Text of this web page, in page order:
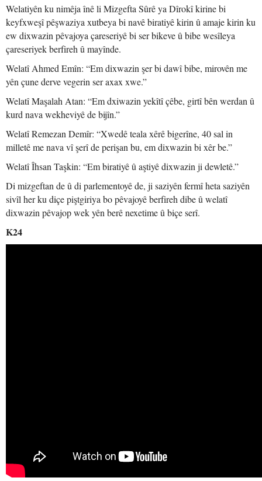
Welatiyên ku nimêja înê li Mizgefta Sûrê ya Dîrokî kirine bi
keyfxweşî pêşwaziya xutbeya bi navê biratiyê kirin û amaje kirin ku
ew dixwazin pêvajoya çareseriyê bi ser bikeve û bibe wesîleya
çareseriyek berfireh û mayînde.
Welatî Ahmed Emîn: “Em dixwazin şer bi dawî bibe, mirovên me
yên çune derve vegerin ser axax xwe.”
Welatî Maşalah Atan: “Em dxiwazin yekîtî çêbe, girtî bên werdan û
kurd nava wekheviyê de bijîn.”
Welatî Remezan Demîr: “Xwedê teala xêrê bigerîne, 40 sal in
milletê me nava vî şerî de perişan bu, em dixwazin bi xêr be.”
Welatî Îhsan Taşkin: “Em biratiyê û aştiyê dixwazin ji dewletê.”
Di mizgeftan de û di parlementoyê de, ji saziyên fermî heta saziyên
sivîl her ku diçe piştgiriya bo pêvajoyê berfireh dibe û welatî
dixwazin pêvajop wek yên berê nexetime û biçe serî.
K24